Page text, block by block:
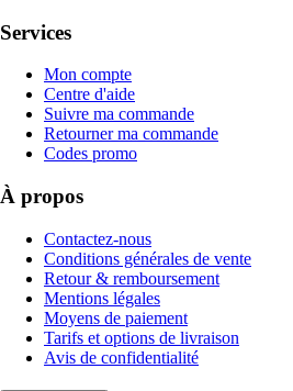
Services
Mon compte
Centre d'aide
Suivre ma commande
Retourner ma commande
Codes promo
À propos
Contactez-nous
Conditions générales de vente
Retour & remboursement
Mentions légales
Moyens de paiement
Tarifs et options de livraison
Avis de confidentialité